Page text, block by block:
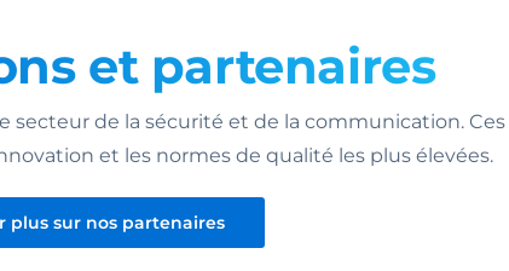
et partenaires
secteur de la sécurité et de la communication.
et les normes de qualité les plus élevées.
plus sur nos partenaires